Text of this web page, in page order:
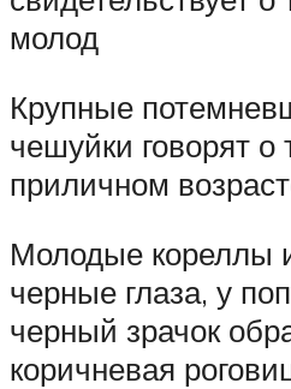
молод
Крупные
чешуйки говорят о
приличном
Молодые кореллы
черные глаза, у
черный зрачок
коричневая